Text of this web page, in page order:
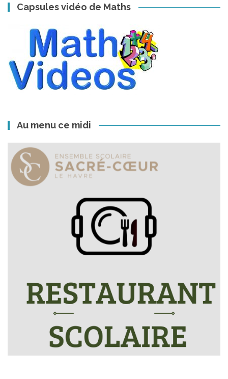
Capsules vidéo de Maths
Au menu ce midi